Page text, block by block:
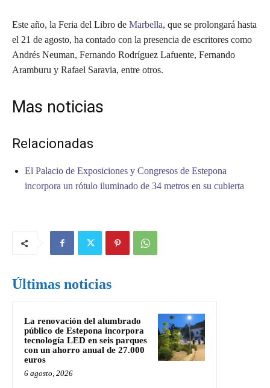
Este año, la Feria del Libro de Marbella, que se prolongará hasta
el 21 de agosto, ha contado con la presencia de escritores como
Andrés Neuman, Fernando Rodríguez Lafuente, Fernando
Aramburu y Rafael Saravia, entre otros.
Mas noticias
Relacionadas
El Palacio de Exposiciones y Congresos de Estepona
incorpora un rótulo iluminado de 34 metros en su cubierta
Últimas noticias
La renovación del alumbrado
público de Estepona incorpora
tecnología LED en seis parques
con un ahorro anual de 27.000
euros
6 agosto, 2026